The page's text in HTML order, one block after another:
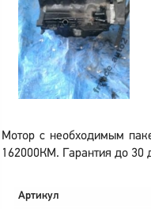
Мотор с необходимым
162000КМ. Гарантия до 30
Артикул